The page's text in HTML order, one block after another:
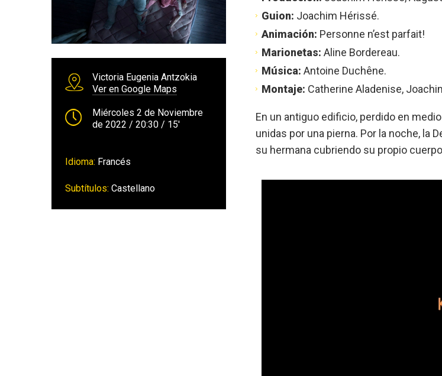
Victoria Eugenia Antzokia
Ver en Google Maps
Miércoles 2 de Noviembre
de 2022 / 20:30 / 15'
Idioma: Francés
Subtítulos: Castellano
Guion: Joachim Hérissé.
Animación: Personne n’est parfait!
Marionetas: Aline Bordereau.
Música: Antoine Duchêne.
Montaje: Catherine Aladenise,
En un antiguo edificio, perdido en
unidas por una pierna. Por la noche, la
su hermana cubriendo su propio